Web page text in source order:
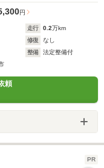
円
走行 0.2万km
修復
なし
整備
法定整備付
頼
PR